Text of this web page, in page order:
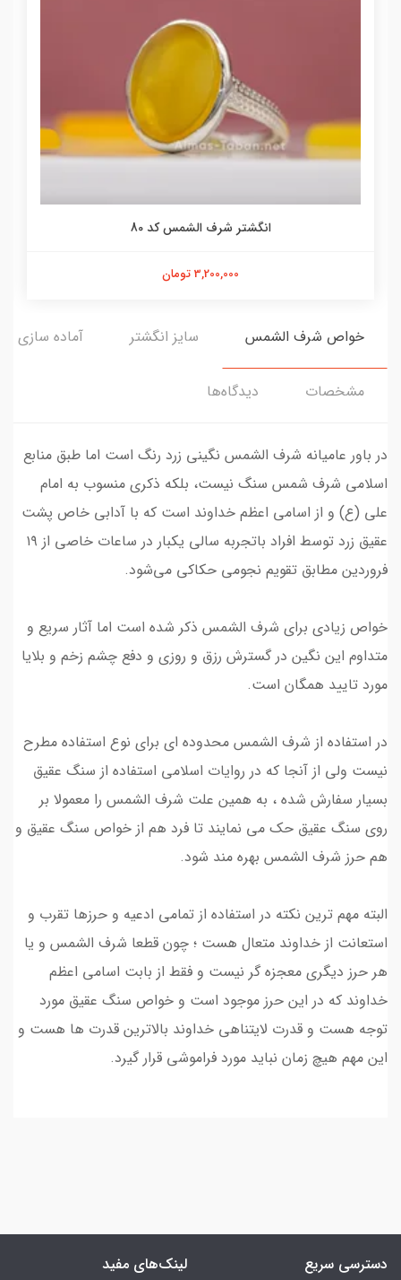
انگشتر شرف الشمس کد 80
3,200,000 تومان
خواص شرف الشمس سایز انگشتر آماده سازی و
مشخصات دیدگاه‌ها
در باور عامیانه شرف الشمس نگینی زرد رنگ است اما طبق منابع
اسلامی شرف شمس سنگ نیست، بلکه ذکری منسوب به امام
علی (ع) و از اسامی اعظم خداوند است که با آدابی خاص پشت
عقیق زرد توسط افراد باتجربه سالی یکبار در ساعات خاصی از ۱۹
فروردین مطابق تقویم‌ نجومی حکاکی می‌شود.
خواص زیادی برای شرف الشمس ذکر شده است اما آثار سریع و
متداوم این نگین در گسترش رزق و روزی و دفع چشم زخم و بلایا
مورد تایید همگان است.
در استفاده از شرف الشمس محدوده ای برای نوع استفاده مطرح
نیست ولی از آنجا که در روایات اسلامی استفاده از سنگ عقیق
بسیار سفارش شده ، به همین علت شرف الشمس را معمولا بر
روی سنگ عقیق حک می نمایند تا فرد هم از خواص سنگ عقیق و
هم حرز شرف الشمس بهره مند شود.
البته مهم ترین نکته در استفاده از تمامی ادعیه و حرزها تقرب و
استعانت از خداوند متعال هست ؛ چون قطعا شرف الشمس و یا
هر حرز دیگری معجزه گر نیست و فقط از بابت اسامی اعظم
خداوند که در این حرز موجود است و خواص سنگ عقیق مورد
توجه هست و قدرت لایتناهی خداوند بالاترین قدرت ها هست و
این مهم هیچ زمان نباید مورد فراموشی قرار گیرد.
دسترسی سریع لینک‌های مفید